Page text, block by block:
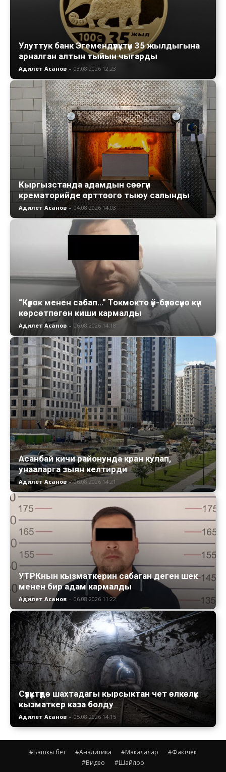
Улуттук банк Эгемендүүлүктүн 35 жылдыгына
арналган алтын тыйын чыгарды
Адилет Асанов - 03.08.2026 12:23
Кыргызстанда адамдын сөөгүн
крематорийде өрттөөгө тыюу салынды
Адилет Асанов - 04.08.2026 14:03
“Күрөк менен сабап…” Токмокто үй-бүлөсүнө күн
көрсөтпөгөн киши кармалды
Адилет Асанов - 06.08.2026 14:18
Асанбай кичи районунда кран кулап,
унааларга зыян келтирди
Адилет Асанов - 06.08.2026 14:21
УТРКнын кызматкерин сабаган деген шек
менен бир адам кармалды
Адилет Асанов - 06.08.2026 11:22
Сүлүктүдө шахтадагы кырсыктан чет өлкөлүк
кызматкер каза болду
Адилет Асанов - 05.08.2026 14:15
#Башкы бет #Аналитика #Макалалар
#Фактчек
#Видео
#Шайлоо